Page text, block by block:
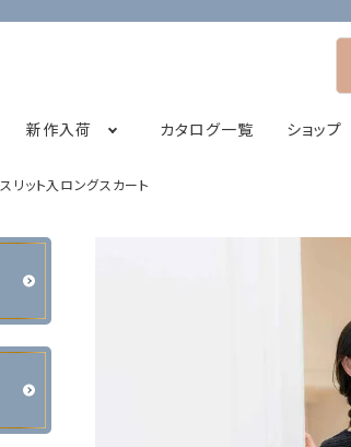
チュニック プルオーバー
ジャケット・ブルゾン
新作入荷
2026アーリーサマーコレクション
カタログ一覧 ショップ
STAFF BLOG POP UP SHOP
スリット入ロングスカート